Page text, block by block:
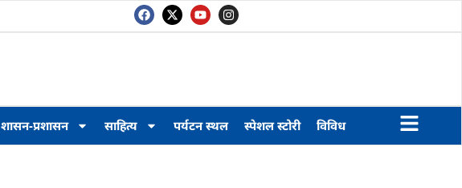
शासन-प्रशासन साहित्य पर्यटन स्थल स्पेशल स्टोरी विविध